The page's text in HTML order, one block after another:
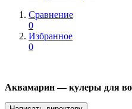
Сравнение
0
Избранное
0
Аквамарин — кулеры для